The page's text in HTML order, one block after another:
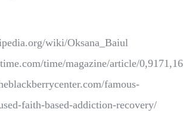
wiki/Oksana_Baiul
time/magazine/article/
famous-
faith-based-addiction-recovery/